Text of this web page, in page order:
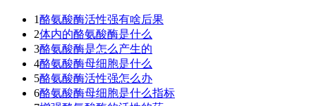
1酪氨酸酶活性强有啥后果
2体内的酪氨酸酶是什么
3酪氨酸酶是怎么产生的
4酪氨酸酶母细胞是什么
5酪氨酸酶活性强怎么办
6酪氨酸酶母细胞是什么指标